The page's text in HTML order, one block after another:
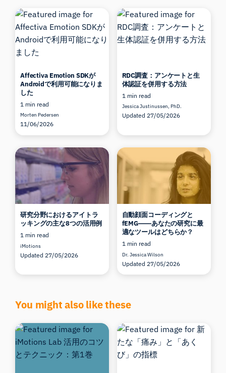
Affectiva Emotion SDKが
Androidで利用可能になりま
した
1 min read
Morten Pedersen
11/06/2026
RDC調査：アンケートと生
体認証を併用する方法
1 min read
Jessica Justinussen, PhD.
Updated 27/05/2026
研究分野におけるアイトラ
ッキングの主な8つの活用例
1 min read
iMotions
Updated 27/05/2026
自動顔面コーディングと
fEMG――あなたの研究に最
適なツールはどちらか？
1 min read
Dr. Jessica Wilson
Updated 27/05/2026
You might also like these